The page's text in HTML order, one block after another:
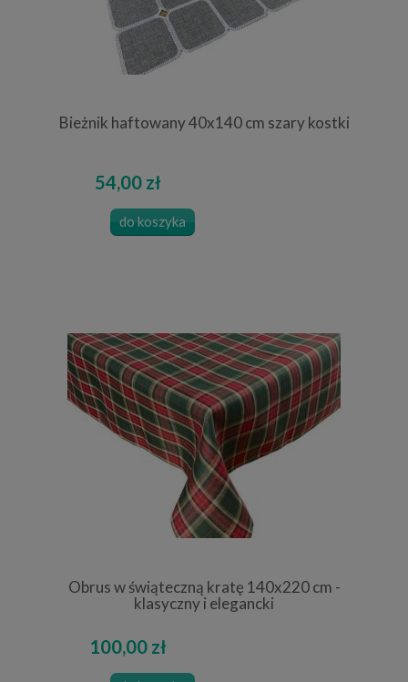
Bieżnik haftowany 40x140 cm szary kostki
54,00 zł
do koszyka
Obrus w świąteczną kratę 140x220 cm -
klasyczny i elegancki
100,00 zł